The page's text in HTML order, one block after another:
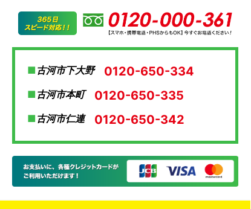
古河市下大野 0120-650-334
古河市本町 0120-650-335
古河市仁連 0120-650-342